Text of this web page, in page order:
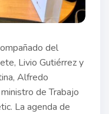
del
Livio Gutiérrez y
Alfredo
de Trabajo
La agenda de